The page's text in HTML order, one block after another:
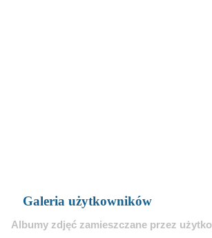
Galeria użytkowników
Albumy zdjęć zamieszczane przez